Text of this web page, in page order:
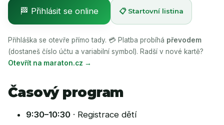
🏁 Přihlásit se online 📋 Startovní listina
Přihláška se otevře přímo tady. 💳 Platba probíhá převodem
(dostaneš číslo účtu a variabilní symbol). Radší v nové kartě?
Otevřít na maraton.cz →
Časový program
9:30–10:30 · Registrace dětí